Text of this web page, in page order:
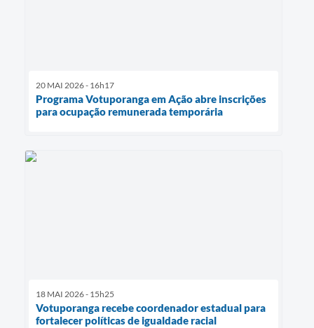
20 MAI 2026 - 16h17
Programa Votuporanga em Ação abre inscrições
para ocupação remunerada temporária
18 MAI 2026 - 15h25
Votuporanga recebe coordenador estadual para
fortalecer políticas de igualdade racial